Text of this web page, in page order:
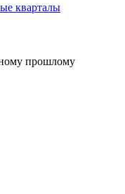
кварталы
прошлому